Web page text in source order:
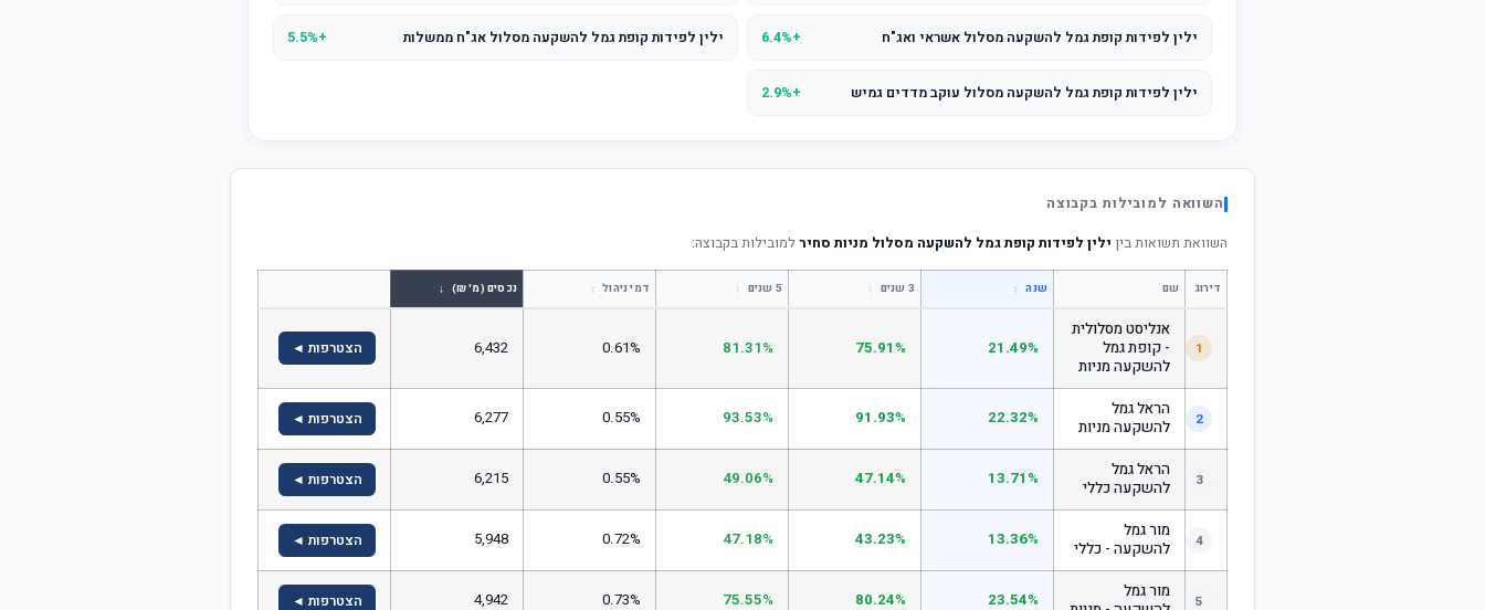
ילין לפידות קופת גמל להשקעה מסלול אשראי ואג"ח +6.4% ילין לפידות קופת גמל להשקעה מסלול אג"ח ממשלות +5.5%
ילין לפידות קופת גמל להשקעה מסלול עוקב מדדים גמיש +2.9%
השוואה למובילות בקבוצה
השוואת תשואות בין ילין לפידות קופת גמל להשקעה מסלול מניות סחירלמובילות בקבוצה:
דירוג שם שנה ↕ 3 שנים ↕ 5 שנים ↕ דמי ניהול ↕ נכסים (מ' ₪) ↓
1
אנליסט מסלולית
- קופת גמל
להשקעה מניות
21.49%
75.91%
81.31%
0.61%
6,432 הצטרפות ◄
2
הראל גמל
להשקעה מניות
22.32%
91.93%
93.53%
0.55%
6,277 הצטרפות ◄
3
הראל גמל
להשקעה כללי
13.71%
47.14%
49.06%
0.55%
6,215 הצטרפות ◄
4
מור גמל
להשקעה - כללי
13.36%
43.23%
47.18%
0.72%
5,948 הצטרפות ◄
5
מור גמל
23.54%
80.24%
75.55%
0.73%
4,942 הצטרפות ◄